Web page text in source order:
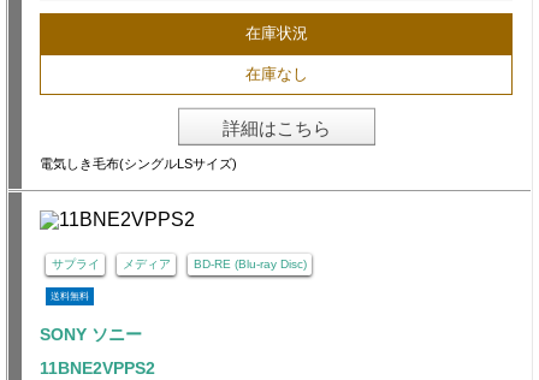
在庫状況
在庫なし
詳細はこちら
電気しき毛布(シングルLSサイズ)
サプライ メディア BD-RE (Blu-ray Disc)
送料無料
SONY ソニー
11BNE2VPPS2